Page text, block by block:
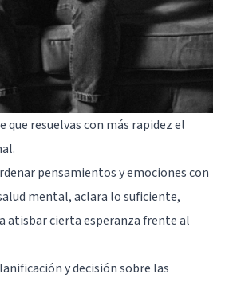
resuelvas con más rapidez el
.
pensamientos y emociones con
mental, aclara lo suficiente,
atisbar cierta esperanza frente al
y decisión sobre las